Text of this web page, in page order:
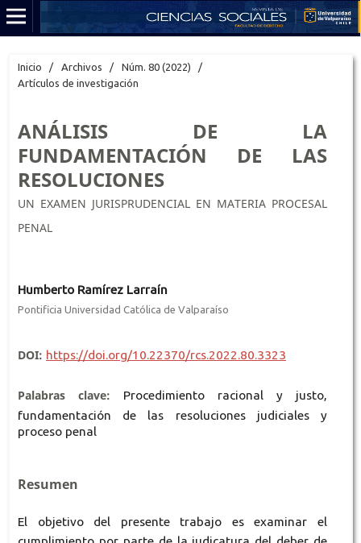
Inicio / Archivos / Núm. 80 (2022)
/
Artículos de investigación
ANÁLISIS DE LA
FUNDAMENTACIÓN DE LAS
RESOLUCIONES
UN EXAMEN JURISPRUDENCIAL EN MATERIA PROCESAL
PENAL
Humberto Ramírez Larraín
Pontificia Universidad Católica de Valparaíso
DOI: https://doi.org/10.22370/rcs.2022.80.3323
Palabras clave:
Procedimiento racional y justo,
fundamentación de las resoluciones judiciales y
proceso penal
Resumen
El objetivo del presente trabajo es examinar el